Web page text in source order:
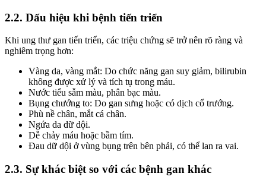
2.2. Dấu hiệu khi bệnh tiến triển
Khi ung thư gan tiến triển, các triệu chứng sẽ trở nên rõ ràng và
nghiêm trọng hơn:
Vàng da, vàng mắt: Do chức năng gan suy giảm, bilirubin
không được xử lý và tích tụ trong máu.
Nước tiểu sẫm màu, phân bạc màu.
Bụng chướng to: Do gan sưng hoặc có dịch cổ trướng.
Phù nề chân, mắt cá chân.
Ngứa da dữ dội.
Dễ chảy máu hoặc bầm tím.
Đau dữ dội ở vùng bụng trên bên phải, có thể lan ra vai.
2.3. Sự khác biệt so với các bệnh gan khác